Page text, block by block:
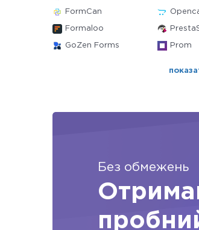
FormCan
Formaloo
GoZen Forms Prom
Без обмежень